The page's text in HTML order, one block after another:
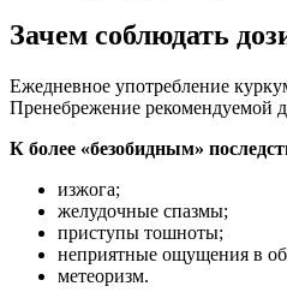
Зачем соблюдать
Ежедневное употребление
Пренебрежение рекомендуемой
К более «безобидным»
изжога;
желудочные спазмы;
приступы тошноты;
неприятные ощущения в
метеоризм.